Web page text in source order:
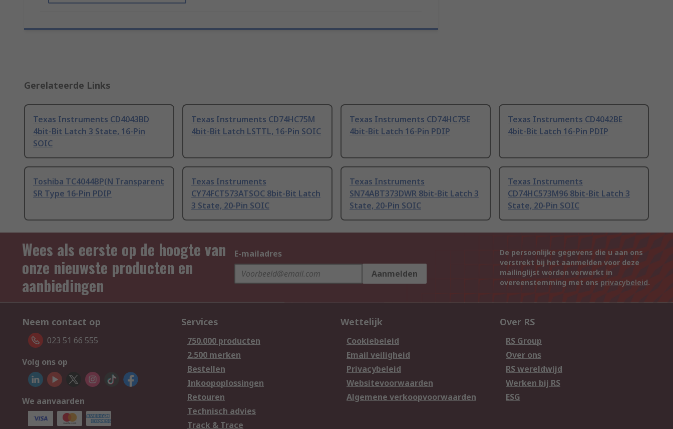
Gerelateerde Links
Texas Instruments CD4043BD
4bit-Bit Latch 3 State, 16-Pin
SOIC
Texas Instruments CD74HC75M
4bit-Bit Latch LSTTL, 16-Pin SOIC
Texas Instruments CD74HC75E
4bit-Bit Latch 16-Pin PDIP
Texas Instruments CD4042BE
4bit-Bit Latch 16-Pin PDIP
Toshiba TC4044BP(N Transparent
SR Type 16-Pin PDIP
Texas Instruments
CY74FCT573ATSOC 8bit-Bit Latch
3 State, 20-Pin SOIC
Texas Instruments
SN74ABT373DWR 8bit-Bit Latch 3
State, 20-Pin SOIC
Texas Instruments
CD74HC573M96 8bit-Bit Latch 3
State, 20-Pin SOIC
Wees als eerste op de hoogte van
onze nieuwste producten en
aanbiedingen
E-mailadres
Aanmelden
De persoonlijke gegevens die u aan ons
verstrekt bij het aanmelden voor deze
mailinglijst worden verwerkt in
overeenstemming met ons privacybeleid.
Neem contact op
023 51 66 555
Volg ons op
We aanvaarden
Services
750.000 producten
2.500 merken
Bestellen
Inkoopoplossingen
Retouren
Technisch advies
Track & Trace
Wettelijk
Cookiebeleid
Email veiligheid
Privacybeleid
Websitevoorwaarden
Algemene verkoopvoorwaarden
Over RS
RS Group
Over ons
RS wereldwijd
Werken bij RS
ESG